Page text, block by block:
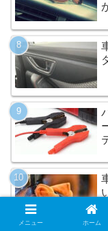
メニュー ホーム